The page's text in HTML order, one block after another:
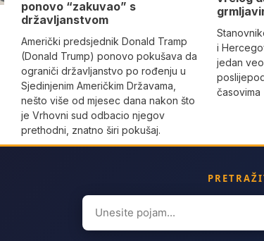
ponovo “zakuvao” s
državljanstvom
Američki predsjednik Donald Tramp
(Donald Trump) ponovo pokušava da
ograniči državljanstvo po rođenju u
Sjedinjenim Američkim Državama,
nešto više od mjesec dana nakon što
je Vrhovni sud odbacio njegov
prethodni, znatno širi pokušaj.
i
jedan
časovima
Search
for: